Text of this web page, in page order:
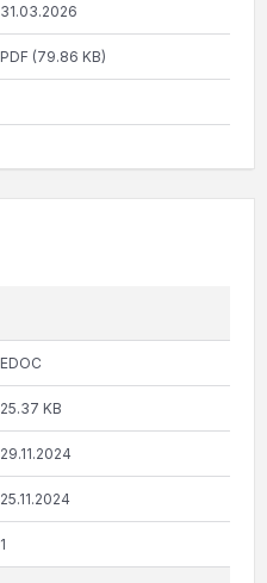
31.03.2026
PDF (79.86 KB)
EDOC
25.37 KB
29.11.2024
25.11.2024
1